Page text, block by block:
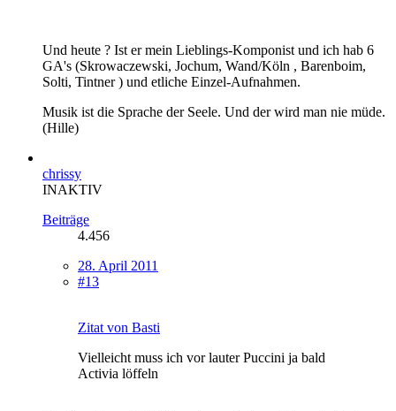
Und heute ? Ist er mein Lieblings-Komponist und ich hab 6
GA's (Skrowaczewski, Jochum, Wand/Köln , Barenboim,
Solti, Tintner ) und etliche Einzel-Aufnahmen.
Musik ist die Sprache der Seele. Und der wird man nie müde.
(Hille)
chrissy
INAKTIV
Beiträge
4.456
28. April 2011
#13
Zitat von Basti
Vielleicht muss ich vor lauter Puccini ja bald
Activia löffeln